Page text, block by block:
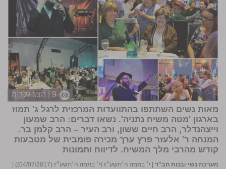
9 | הצג גלריה
מאות נשים השתתפו בהתוועדות המרכזית לרגל ג' תמוז
בארגון 'מטה משיח נתניה'. נשאו דברים: הרב שמעון
וייצהנדלר, הרב חיים ששון, ורב העיר – הרב קלמן בר.
המנחה ר' אלעזר פרץ ערך מכירה פומבית של מטבעות
קודש מהרבי מלך המשיח. לדיווח ותמונות
מערכת נשי ובנות חב"ד י׳ בתמוז ה׳תשע״ז (י׳ בתמוז ה׳תשע״ז (04/07/2017))